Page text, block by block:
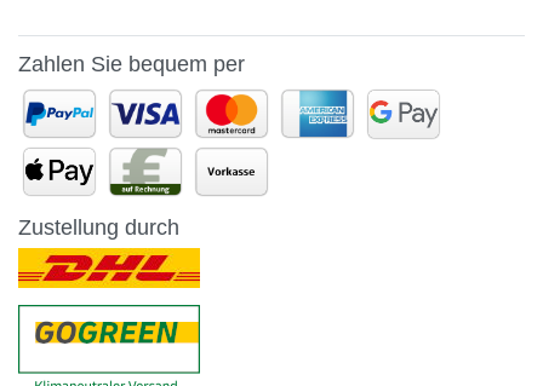
Zahlen Sie bequem per
Zustellung durch